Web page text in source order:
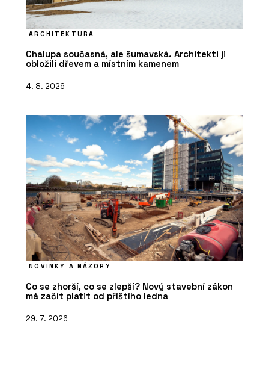
ARCHITEKTURA
Chalupa současná, ale šumavská. Architekti ji
obložili dřevem a místním kamenem
4. 8. 2026
NOVINKY A NÁZORY
Co se zhorší, co se zlepší? Nový stavební zákon
má začít platit od příštího ledna
29. 7. 2026